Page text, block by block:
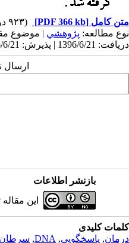
متن کامل [PDF 366 kb]
(۹۲۳ دریافت)
نوع مطالعه: پژوهشي | موضوع
دریافت: 1396/6/21 | پذیرش: 1396/6/21 | انتشار الکترونیک: 1396/6/21
ارسال
بازنشر اطلاعات
این
کلمات کلیدی
درمان, پاسخگویی,
DNA
, سرطان